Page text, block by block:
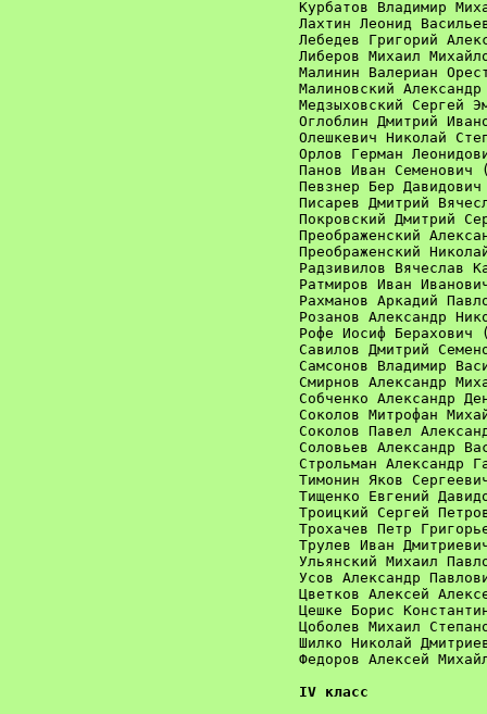
Курбатов Владимир
Лахтин Леонид
Лебедев Григорий
Либеров Михаил
Малинин Валериан
Малиновский
Медзыховский Сергей
Оглоблин Дмитрий
Олешкевич Николай
Орлов Герман
Панов Иван Семенович
Певзнер Бер
Писарев Дмитрий
Покровский Дмитрий
Преображенский
Преображенский
Радзивилов Вячеслав
Ратмиров Иван
Рахманов Аркадий
Розанов Александр
Рофе Иосиф Берахович
Савилов Дмитрий
Самсонов Владимир
Смирнов Александр
Собченко Александр
Соколов Митрофан
Соколов Павел
Соловьев Александр
Строльман Александр
Тимонин Яков
Тищенко Евгений
Троицкий Сергей
Трохачев Петр
Трулев Иван
Ульянский Михаил
Усов Александр
Цветков Алексей
Цешке Борис
Цоболев Михаил
Шилко Николай
Федоров Алексей
IV класс